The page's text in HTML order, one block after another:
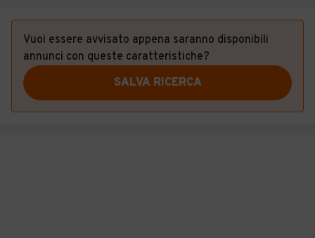
Vuoi essere avvisato appena saranno disponibili
annunci con queste caratteristiche?
SALVA RICERCA